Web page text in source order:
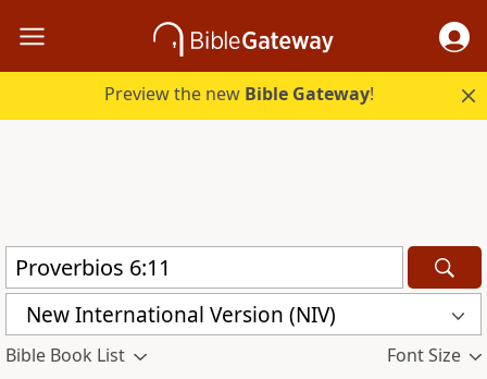
Preview the new Bible Gateway!
New International Version (NIV)
Bible Book List Font Size